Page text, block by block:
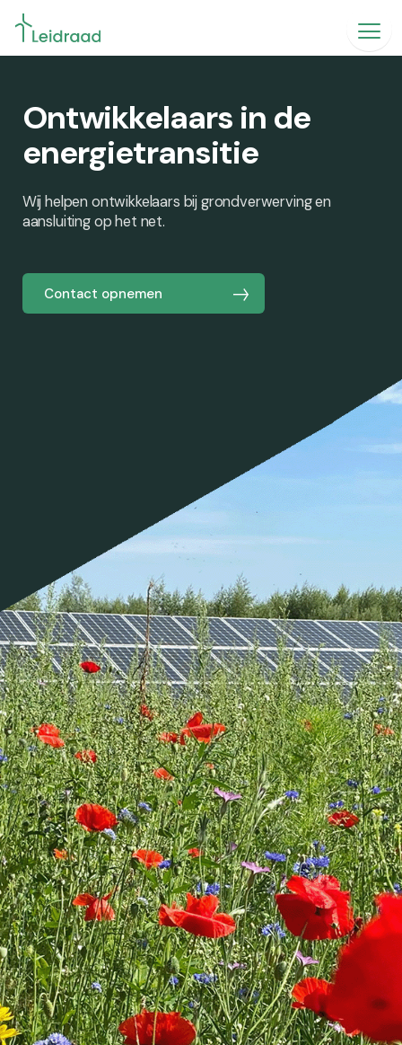
Ontwikkelaars in de
energietransitie
Wij helpen ontwikkelaars bij grondverwerving en
aansluiting op het net.
Contact opnemen